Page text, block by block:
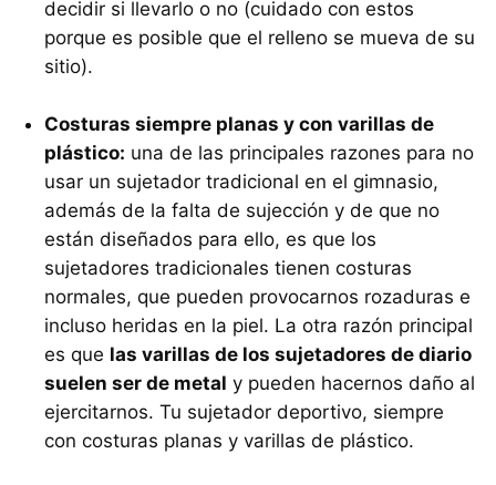
decidir si llevarlo o no (cuidado con estos
porque es posible que el relleno se mueva de su
sitio).
Costuras siempre planas y con varillas de
plástico: una de las principales razones para no
usar un sujetador tradicional en el gimnasio,
además de la falta de sujección y de que no
están diseñados para ello, es que los
sujetadores tradicionales tienen costuras
normales, que pueden provocarnos rozaduras e
incluso heridas en la piel. La otra razón principal
es que las varillas de los sujetadores de diario
suelen ser de metal y pueden hacernos daño al
ejercitarnos. Tu sujetador deportivo, siempre
con costuras planas y varillas de plástico.